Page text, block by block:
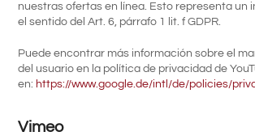
nuestras ofertas en línea. Esto representa un
el sentido del Art. 6, párrafo 1 lit. f GDPR.
Puede encontrar más información sobre el
del usuario en la política de privacidad de
en: https://www.google.de/intl/de/policies/
Vimeo